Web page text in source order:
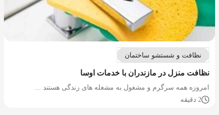
نظافت و شستشو ساختمان
نظافت منزل در مازندران با خدمات اوسا
امروزه همه سرگرم و مشغول به مشغله های زندگی هستند ...
2 دقیقه